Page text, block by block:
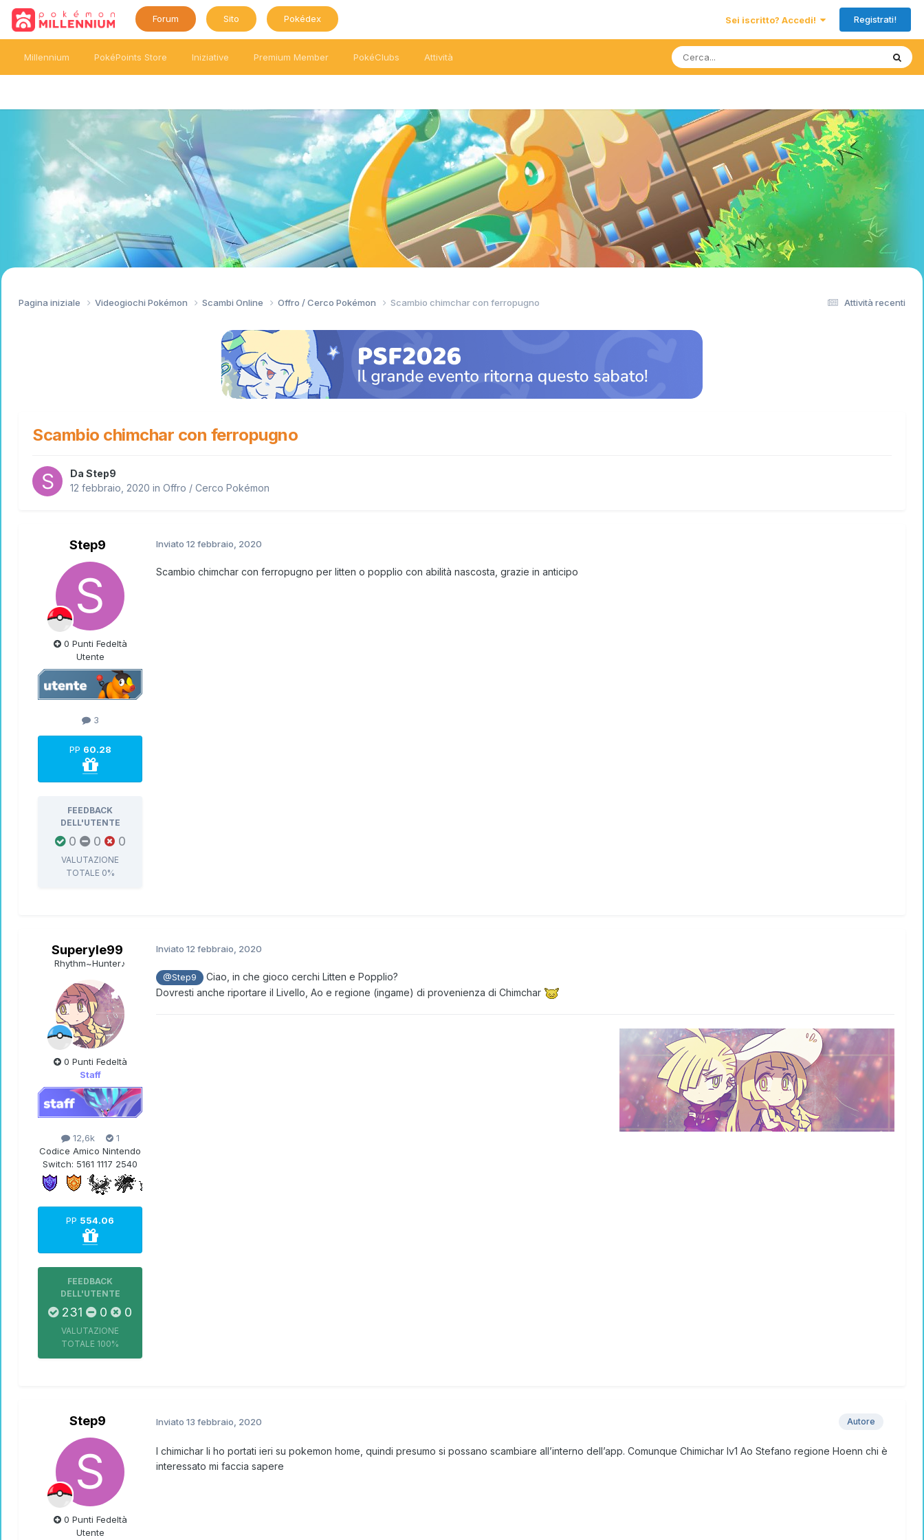
Forum Sito Pokédex Sei iscritto? Accedi! Registrati!
Millennium PokéPoints Store Iniziative Premium Member PokéClubs Attività
Attività recenti
Pagina iniziale Videogiochi Pokémon Scambi Online Offro / Cerco Pokémon Scambio chimchar con ferropugno
Scambio chimchar con ferropugno
Da Step9
12 febbraio, 2020 in Offro / Cerco Pokémon
Step9
0 Punti Fedeltà
Utente
3
PP 60.28
FEEDBACK
DELL'UTENTE
0 0 0
VALUTAZIONE
TOTALE 0%
Inviato 12 febbraio, 2020
Scambio chimchar con ferropugno per litten o popplio con abilità nascosta, grazie in anticipo
Superyle99
Rhythm~Hunter♪
0 Punti Fedeltà
Staff
12,6k
1
Codice Amico Nintendo
Switch: 5161 1117 2540
PP 554.06
FEEDBACK
DELL'UTENTE
231 0 0
VALUTAZIONE
TOTALE 100%
Inviato 12 febbraio, 2020
@Step9
Ciao, in che gioco cerchi Litten e Popplio?
Dovresti anche riportare il Livello, Ao e regione (ingame) di provenienza di Chimchar
Step9
0 Punti Fedeltà
Utente
Autore
Inviato 13 febbraio, 2020
I chimichar li ho portati ieri su pokemon home, quindi presumo si possano scambiare all’interno dell’app. Comunque Chimichar lv1 Ao Stefano regione Hoenn chi è
interessato mi faccia sapere